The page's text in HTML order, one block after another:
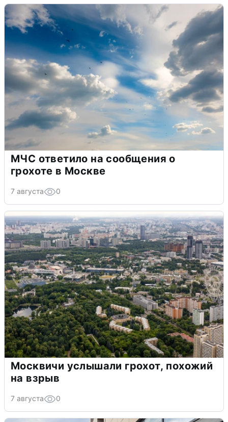
МЧС ответило на сообщения о
грохоте в Москве
7 августа 0
Москвичи услышали грохот, похожий
на взрыв
7 августа 0